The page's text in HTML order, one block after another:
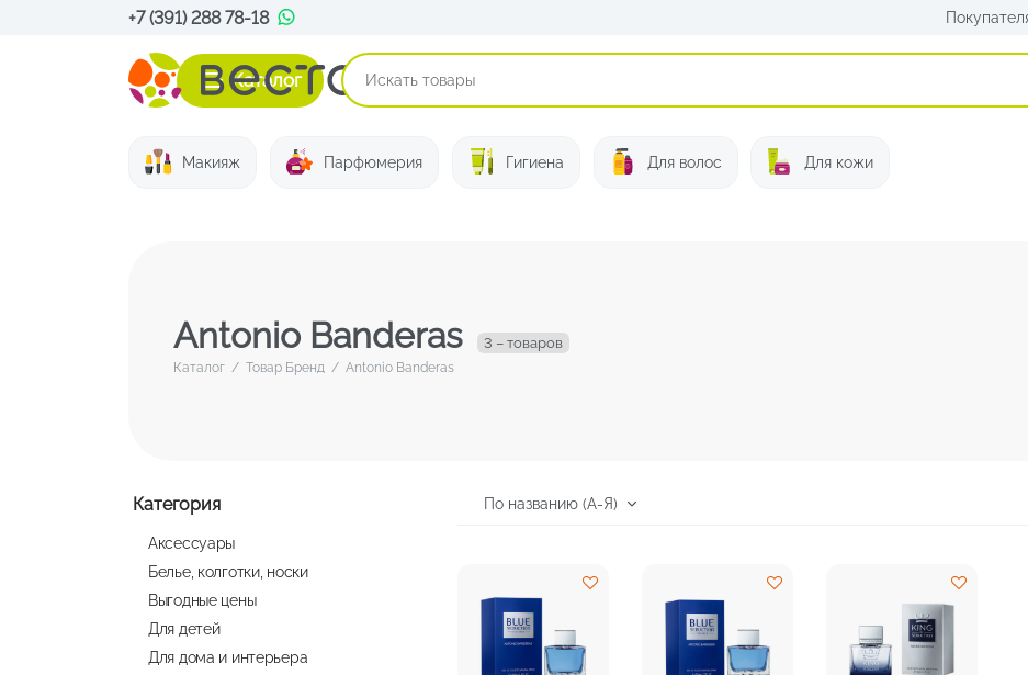
+7 (391) 288 78-18
Каталог
Макияж Парфюмерия Гигиена Для волос Для кожи
Antonio Banderas 3 – товаров
Каталог / Товар Бренд / Antonio Banderas
Категория
Аксессуары
Белье, колготки, носки
Выгодные цены
Для детей
Для дома и интерьера